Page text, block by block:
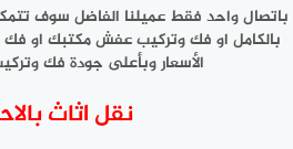
باتصال واحد فقط عميلنا الفاضل سوف
بالكامل او فك وتركيب عفش مكتبك او
الأسعار وبأعلى جودة فك
نقل اثاث